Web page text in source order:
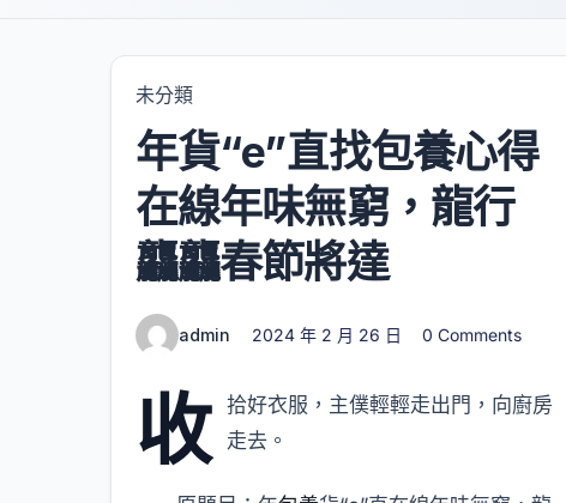
未分類
年貨“e”直找包養心得
在線年味無窮，龍行
龘龘春節將達
admin 2024 年 2 月 26 日 0 Comments
收 拾好衣服，主僕輕輕走出門，向廚房
走去。